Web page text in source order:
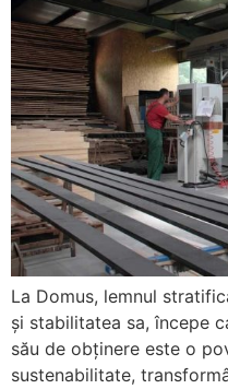
La Domus, lemnul
și stabilitatea sa, începe
său de obținere este o
sustenabilitate,